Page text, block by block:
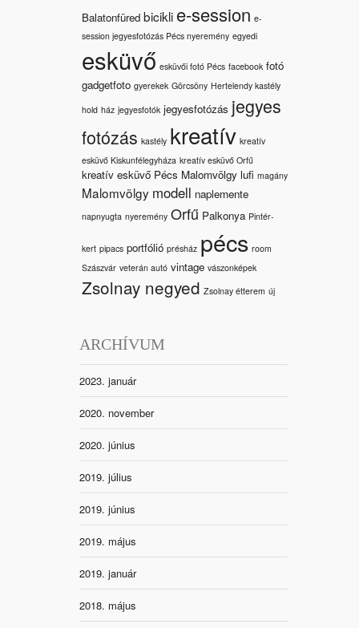
Balatonfüred bicikli e-session e-
session jegyesfotózás Pécs nyeremény egyedi
esküvő esküvői fotó Pécs facebook fotó
gadgetfoto gyerekek Görcsöny Hertelendy kastély
hold ház jegyesfotók jegyesfotózás jegyes
fotózás kastély kreatív kreatív
esküvő Kiskunfélegyháza kreatív esküvő Orfű
kreatív esküvő Pécs Malomvölgy lufi magány
Malomvölgy modell naplemente
napnyugta nyeremény Orfű Palkonya Pintér-
kert pipacs portfólió présház pécs room
Szászvár veterán autó vintage vászonképek
Zsolnay negyed Zsolnay étterem új
ARCHÍVUM
2023. január
2020. november
2020. június
2019. július
2019. június
2019. május
2019. január
2018. május